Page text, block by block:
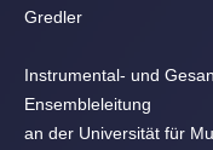
Instrumental- und
Ensembleleitung
an der Universität für